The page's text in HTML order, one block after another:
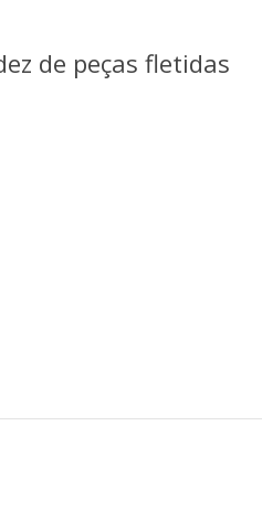
de peças fletidas